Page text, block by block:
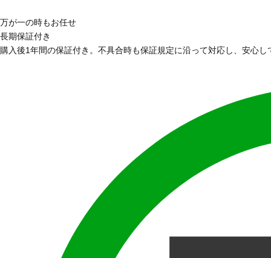
万が一の時もお任せ
長期保証付き
購入後1年間の保証付き。不具合時も保証規定に沿って対応し、安心